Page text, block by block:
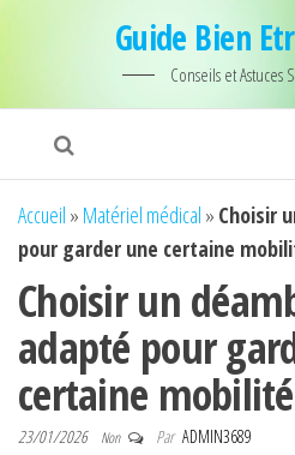
Guide Bien
Conseils et Astuces
Accueil » Matériel médical » Choisir
pour garder une certaine
Choisir un
adapté pour
certaine mobilité
23/01/2026 Non Par ADMIN3689